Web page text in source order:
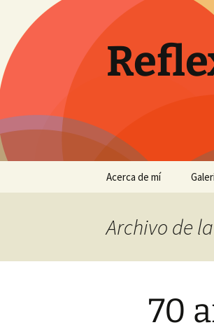
contenido
Acerca de mí
El
Archivo de
70